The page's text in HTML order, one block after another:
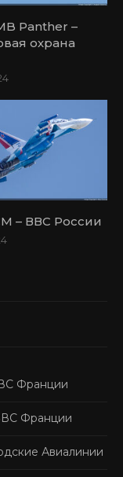
Panther –
охрана
– ВВС России
Франции
Франции
Авиалинии